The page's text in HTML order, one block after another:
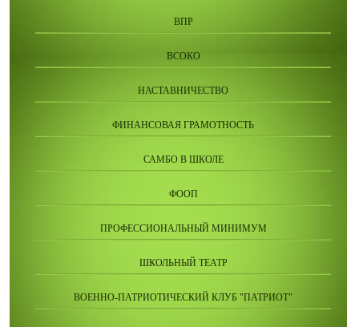
ВПР
ВСОКО
НАСТАВНИЧЕСТВО
ФИНАНСОВАЯ ГРАМОТНОСТЬ
САМБО В ШКОЛЕ
ФООП
ПРОФЕССИОНАЛЬНЫЙ МИНИМУМ
ШКОЛЬНЫЙ ТЕАТР
ВОЕННО-ПАТРИОТИЧЕСКИЙ КЛУБ "ПАТРИОТ"